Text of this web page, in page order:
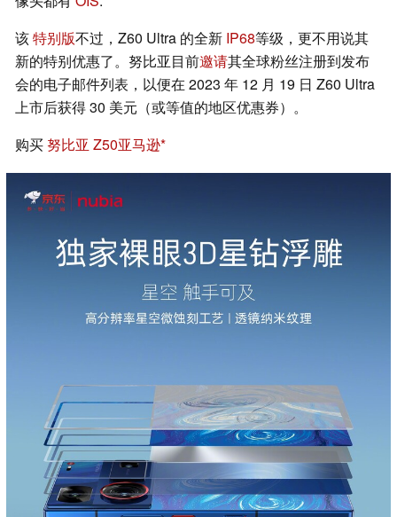
该特别版不过，Z60 Ultra 的全新 IP68等级，更不用说其
新的特别优惠了。努比亚目前邀请其全球粉丝注册到发布
会的电子邮件列表，以便在 2023 年 12 月 19 日 Z60 Ultra
上市后获得 30 美元（或等值的地区优惠券）。
购买努比亚 Z50亚马逊